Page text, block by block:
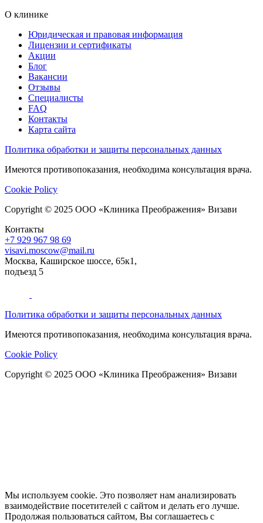
О клинике
Юридическая и правовая информация
Лицензии и сертификаты
Акции
Блог
Вакансии
Отзывы
Специалисты
FAQ
Контакты
Карта сайта
Политика обработки и защиты персональных данных
Имеются противопоказания, необходима консультация врача.
Cookie Policy
Copyright © 2025 ООО «Клиника Преображения» Визави
Контакты
+7 929 967 98 69
visavi.moscow@mail.ru
Москва, Каширское шоссе, 65к1,
подъезд 5
Политика обработки и защиты персональных данных
Имеются противопоказания, необходима консультация врача.
Cookie Policy
Copyright © 2025 ООО «Клиника Преображения» Визави
Мы используем cookie. Это позволяет нам анализировать
взаимодействие посетителей с сайтом и делать его лучше.
Продолжая пользоваться сайтом, Вы соглашаетесь с